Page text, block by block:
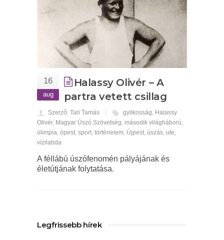
16
aug
Halassy Olivér – A
partra vetett csillag
Szerző: Tari Tamás gyilkosság, Halassy
Olivér, Magyar Úszó Szövetség, második világháború,
olimpia, ópest, sport, történelem, Újpest, úszás, ute,
vízilabda
A féllábú úszófenomén pályájának és
életútjának folytatása.
Legfrissebb hírek